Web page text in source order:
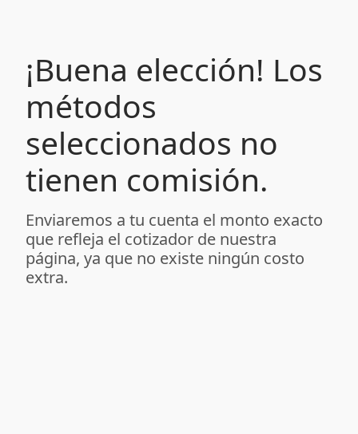
¡Buena elección! Los
métodos
seleccionados no
tienen comisión.
Enviaremos a tu cuenta el monto exacto
que refleja el cotizador de nuestra
página, ya que no existe ningún costo
extra.